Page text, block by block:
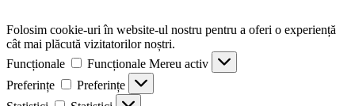
Folosim cookie-uri în website-ul nostru pentru a oferi o experiență
cât mai plăcută vizitatorilor noștri.
Funcționale
Funcționale Mereu activ
Preferințe
Preferințe